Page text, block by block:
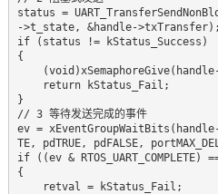
status =
->t_state, &handle-
if (status != kStatus_Success)
{
}
// 3 等待发送完成的事件
ev = xEventGroupWaitBits(handle-
TE, pdTRUE, pdFALSE,
if ((ev & RTOS_UART_COMPLETE)
{